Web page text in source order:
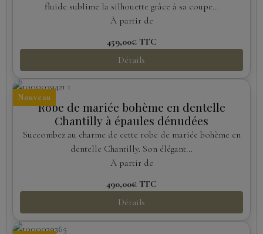
fluide sublime la silhouette grâce à sa coupe...
À partir de
459,00€ TTC
Détails
Nouveau
Robe de mariée bohème en dentelle
Chantilly à épaules dénudées
Succombez au charme de cette robe de mariée bohème en
dentelle Chantilly. Son élégant...
À partir de
490,00€ TTC
Détails